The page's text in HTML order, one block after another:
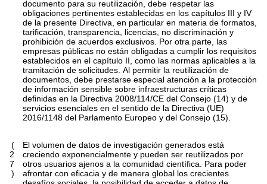
documento para su reutilización, debe respetar las
obligaciones pertinentes establecidas en los capítulos III y IV
de la presente Directiva, en particular en materia de formatos,
tarificación, transparencia, licencias, no discriminación y
prohibición de acuerdos exclusivos. Por otra parte, las
empresas públicas no están obligadas a cumplir los requisitos
establecidos en el capítulo II, como las normas aplicables a la
tramitación de solicitudes. Al permitir la reutilización de
documentos, debe prestarse especial atención a la protección
de información sensible sobre infraestructuras críticas
definidas en la Directiva 2008/114/CE del Consejo (14) y de
servicios esenciales en el sentido de la Directiva (UE)
2016/1148 del Parlamento Europeo y del Consejo (15).
(
2
7
)
El volumen de datos de investigación generados está
creciendo exponencialmente y pueden ser reutilizados por
otros usuarios ajenos a la comunidad científica. Para poder
afrontar con eficacia y de manera global los crecientes